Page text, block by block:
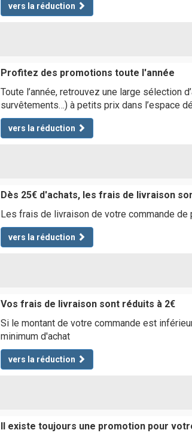
vers la réduction
Profitez des promotions toute l'année
Toute l’année, retrouvez une large sélection
survêtements…) à petits prix dans l’espace
vers la réduction
Dès 25€ d'achats, les frais de livraison
Les frais de livraison de votre commande
vers la réduction
Vos frais de livraison sont réduits à 2€
Si le montant de votre commande est
minimum d'achat
vers la réduction
Il existe toujours une promotion pour